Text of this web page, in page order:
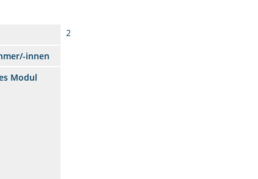
2
innen
Modul